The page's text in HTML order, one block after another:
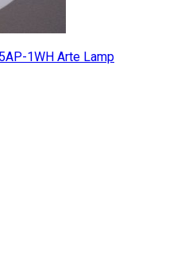
1WH Arte Lamp